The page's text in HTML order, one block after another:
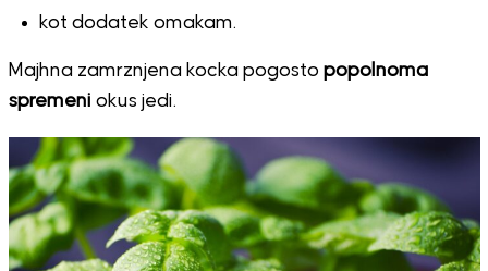
kot dodatek omakam.
Majhna zamrznjena kocka pogosto popolnoma
spremeni okus jedi.